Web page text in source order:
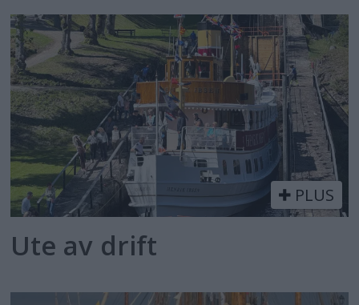
PLUS
Ute av drift